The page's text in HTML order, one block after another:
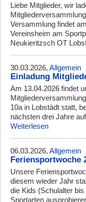
Liebe Mitglieder, wir
Versammlung findet
Vereinsheim am
Neukieritzsch OT
30.03.2026, Allgemein
Einladung
Am 13.04.2026 findet
10a in Lobstädt statt,
nächsten drei Jahre
Weiterlesen
06.03.2026, Allgemein
Feriensportwoche
Unsere
diesem wieder Jahr
die Kids (Schulalter
Sportarten